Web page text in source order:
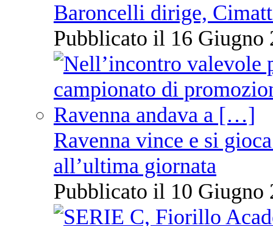
Baroncelli dirige,
Pubblicato il 16 Giugno
Ravenna vince e si
all’ultima giornata
Pubblicato il 10 Giugno